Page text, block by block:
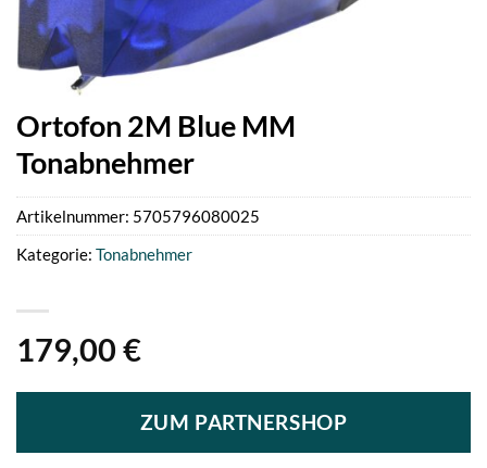
Ortofon 2M Blue MM
Tonabnehmer
179,00 €
ZUM PARTNERSHOP
Artikelnummer: 5705796080025
Kategorie: Tonabnehmer